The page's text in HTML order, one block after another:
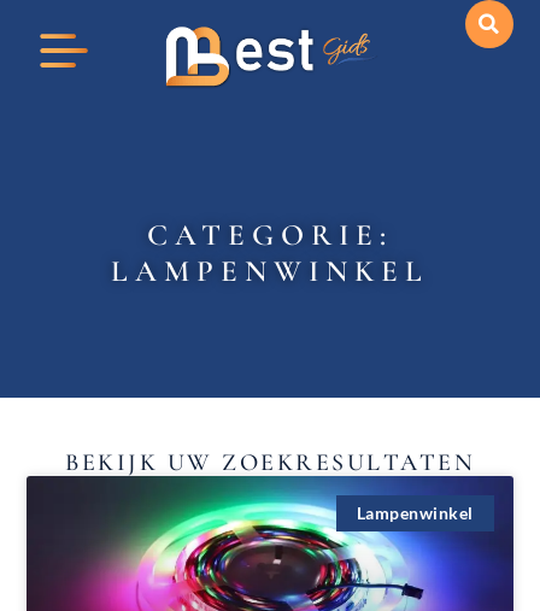
CATEGORIE:
LAMPENWINKEL
BEKIJK UW ZOEKRESULTATEN
Lampenwinkel